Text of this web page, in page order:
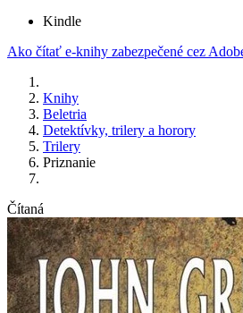
Kindle
Ako čítať e-knihy zabezpečené cez
Knihy
Beletria
Detektívky, trilery a horory
Trilery
Priznanie
Čítaná